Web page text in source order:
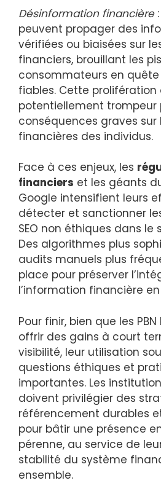
Désinformation financière:
peuvent propager des
vérifiées ou biaisées sur
financiers, brouillant les
consommateurs en
fiables. Cette
potentiellement trompeur
conséquences graves sur
financières des individus.
Face à ces enjeux, les
financiers et les géants
Google intensifient leurs
détecter et sanctionner
SEO non éthiques dans le
Des algorithmes plus
audits manuels plus
place pour préserver
l’information financière
Pour finir, bien que les
offrir des gains à court
visibilité, leur utilisation
questions éthiques et
importantes. Les
doivent privilégier des
référencement durables
pour bâtir une présence
pérenne, au service de
stabilité du système
ensemble.